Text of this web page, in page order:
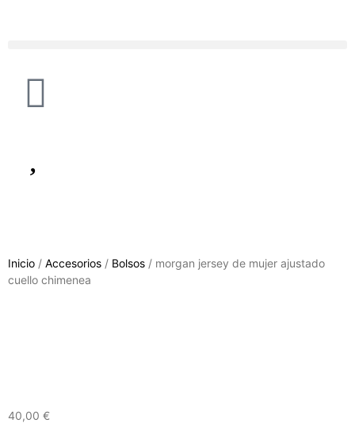
Inicio / Accesorios / Bolsos / morgan jersey de mujer ajustado
cuello chimenea
40,00 €